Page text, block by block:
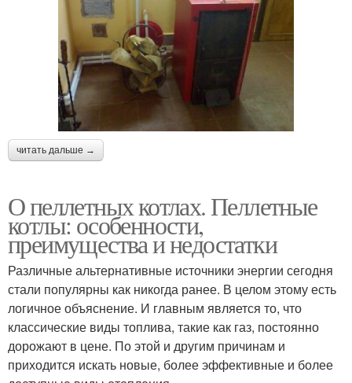
читать дальше →
О пеллетных котлах. Пеллетные
котлы: особенности,
преимущества и недостатки
Различные альтернативные источники энергии сегодня
стали популярны как никогда ранее. В целом этому есть
логичное объяснение. И главным является то, что
классические виды топлива, такие как газ, постоянно
дорожают в цене. По этой и другим причинам и
приходится искать новые, более эффективные и более